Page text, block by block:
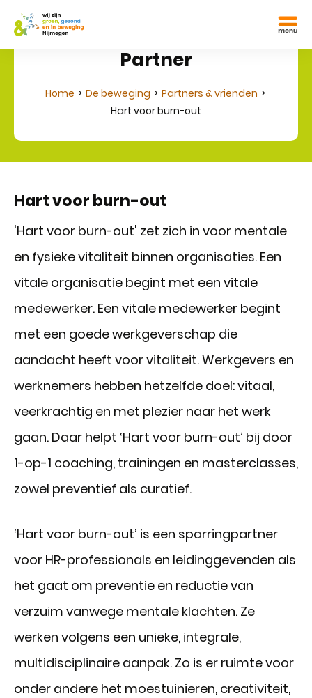
Partner
Home De beweging
Partners & vrienden
Hart voor burn-out
Hart voor burn-out
'Hart voor burn-out' zet zich in voor mentale
en fysieke vitaliteit binnen organisaties. Een
vitale organisatie begint met een vitale
medewerker. Een vitale medewerker begint
met een goede werkgeverschap die
aandacht heeft voor vitaliteit. Werkgevers en
werknemers hebben hetzelfde doel: vitaal,
veerkrachtig en met plezier naar het werk
gaan. Daar helpt ‘Hart voor burn-out’ bij door
1-op-1 coaching, trainingen en masterclasses,
zowel preventief als curatief.
‘Hart voor burn-out’ is een sparringpartner
voor HR-professionals en leidinggevenden als
het gaat om preventie en reductie van
verzuim vanwege mentale klachten. Ze
werken volgens een unieke, integrale,
multidisciplinaire aanpak. Zo is er ruimte voor
onder andere het moestuinieren, creativiteit,